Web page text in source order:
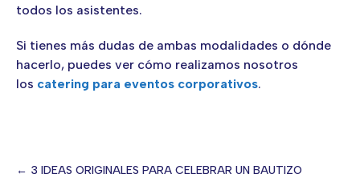
todos los asistentes.
Si tienes más dudas de ambas modalidades o dónde
hacerlo, puedes ver cómo realizamos nosotros
los catering para eventos corporativos.
← 3 IDEAS ORIGINALES PARA CELEBRAR UN BAUTIZO